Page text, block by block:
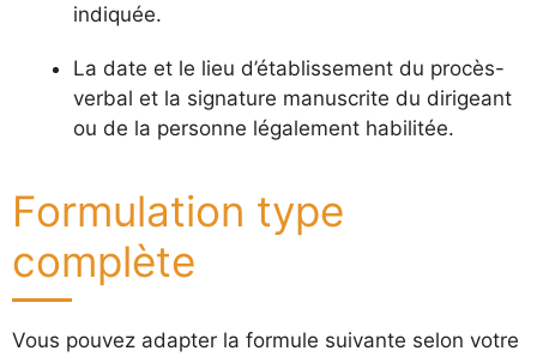
indiquée.
La date et le lieu d’établissement du procès-
verbal et la signature manuscrite du dirigeant
ou de la personne légalement habilitée.
Formulation type
complète
Vous pouvez adapter la formule suivante selon votre